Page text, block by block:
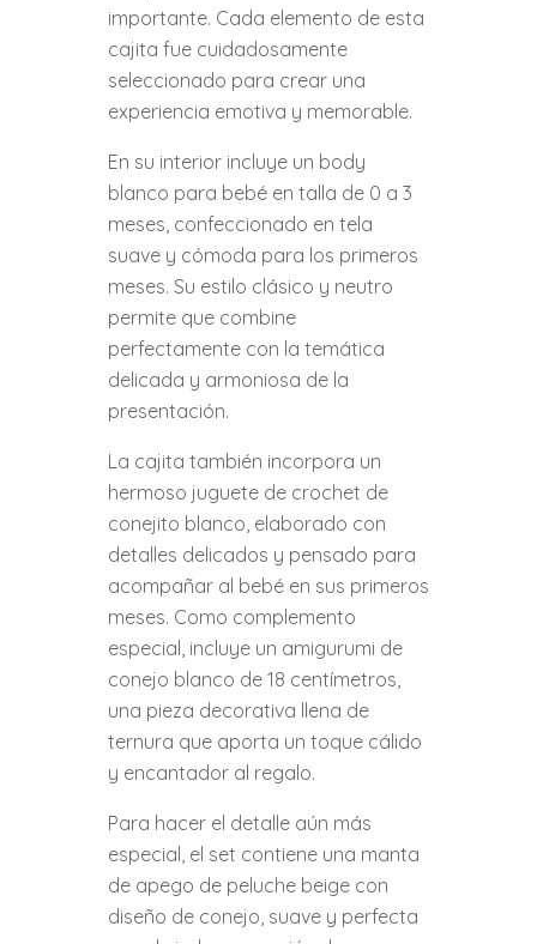
importante. Cada elemento de esta
cajita fue cuidadosamente
seleccionado para crear una
experiencia emotiva y memorable.
En su interior incluye un body
blanco para bebé en talla de 0 a 3
meses, confeccionado en tela
suave y cómoda para los primeros
meses. Su estilo clásico y neutro
permite que combine
perfectamente con la temática
delicada y armoniosa de la
presentación.
La cajita también incorpora un
hermoso juguete de crochet de
conejito blanco, elaborado con
detalles delicados y pensado para
acompañar al bebé en sus primeros
meses. Como complemento
especial, incluye un amigurumi de
conejo blanco de 18 centímetros,
una pieza decorativa llena de
ternura que aporta un toque cálido
y encantador al regalo.
Para hacer el detalle aún más
especial, el set contiene una manta
de apego de peluche beige con
diseño de conejo, suave y perfecta